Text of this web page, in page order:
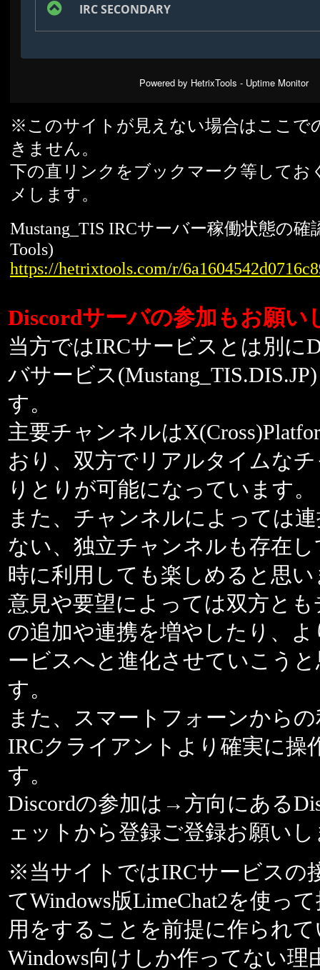
※このサイトが見えない場合はここで
きません。
下の直リンクをブックマーク等してお
メします。
Mustang_TIS IRCサーバー稼働状態の確
Tools)
https://hetrixtools.com/r/
Discordサーバの参加もお願い
当方ではIRCサービスとは別に
バサービス
す。
主要チャンネルは
おり、双方でリアルタイムな
りとりが可能になっています。
また、チャンネルによっては
ない、独立チャンネルも存在
時に利用しても楽しめると思
意見や要望によっては双方と
の追加や連携を増やしたり、
ービスへと進化させていこう
す。
また、スマートフォーンから
IRCクライアントより確実に操
す。
Discordの参加は→方向にある
ェットから登録ご登録お願い
※当サイトではIRCサービスの
てWindows版LimeChat2を使っ
用をすることを前提に作られ
Windows向けしか作ってない理